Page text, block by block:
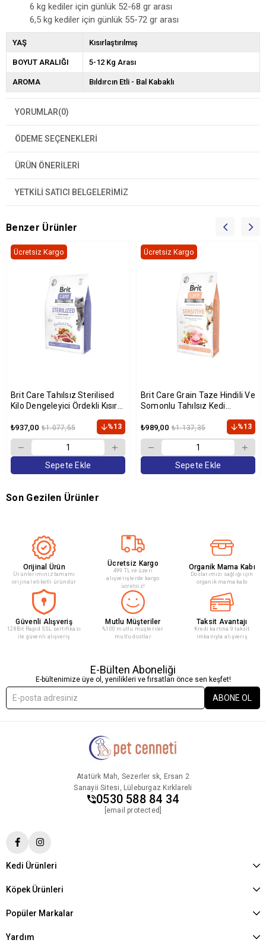
6 kg kediler için günlük 52-68 gr arası
6,5 kg kediler için günlük 55-72 gr arası
YAŞ Kısırlaştırılmış
BOYUT ARALIĞI 5-12 Kg Arası
AROMA Bıldırcın Etli - Bal Kabaklı
YORUMLAR(0)
ÖDEME SEÇENEKLERI
ÜRÜN ÖNERILERI
YETKİLİ SATICI BELGELERİMİZ
Benzer Ürünler
Brit Care Tahılsız Sterilised
Kilo Dengeleyici Ördekli Kısır
₺937,00 ₺1.077,55 %13
Ücretsiz Kargo
Sepete Ekle
Brit Care Grain Taze Hindili Ve
Somonlu Tahılsız Kedi
₺989,00 ₺1.137,35 %13
Ücretsiz Kargo
Sepete Ekle
Son Gezilen Ürünler
Orijinal Ürün
Ürünleriminiz tamamı
orijinal etiketli üründür
Ücretsiz Kargo
499 TL ve üzeri
alışverişlerde kargo
ücretsiz!
Organik Mama Kabı
Doslarımızı sağlığı için
organik mama kabı
Güvenli Alışveriş
128Bit Rapid SSL sertifikası
ile güvenli alışveriş
Mutlu Müşteriler
%100 mutlu müşteriler
mutlu dostlar
Taksit Avantajı
Kredi kartına 9 taksit
imkanıyla alışveriş
E-Bülten Aboneliği
E-bültenimize üye ol, yenilikleri ve fırsatları önce sen keşfet!
ABONE OL
Atatürk Mah, Sezerler sk, Ersan 2
Sanayii Sitesi, Lüleburgaz Kırklareli
0530 588 84 34
[email protected]
Kedi Ürünleri
Köpek Ürünleri
Popüler Markalar
Yardım